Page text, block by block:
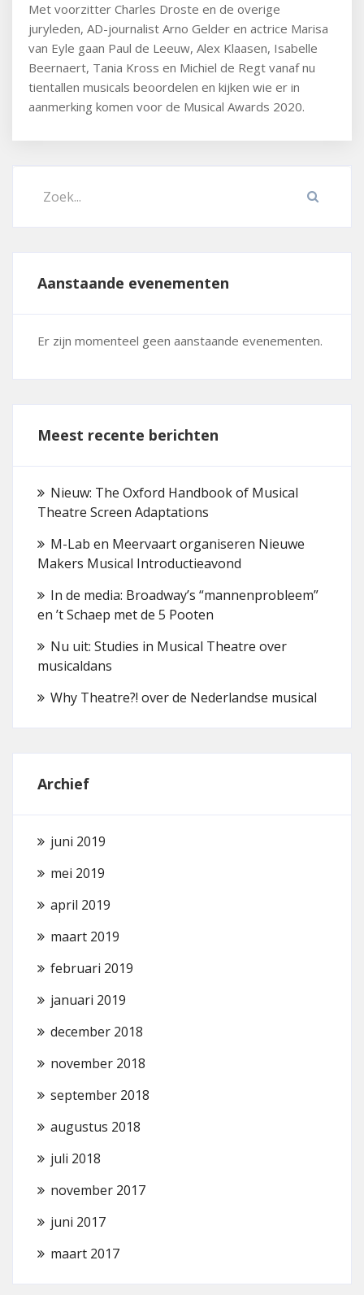
Met voorzitter Charles Droste en de overige
juryleden, AD-journalist Arno Gelder en actrice Marisa
van Eyle gaan Paul de Leeuw, Alex Klaasen, Isabelle
Beernaert, Tania Kross en Michiel de Regt vanaf nu
tientallen musicals beoordelen en kijken wie er in
aanmerking komen voor de Musical Awards 2020.
Aanstaande evenementen
Er zijn momenteel geen aanstaande evenementen.
Meest recente berichten
Nieuw: The Oxford Handbook of Musical
Theatre Screen Adaptations
M-Lab en Meervaart organiseren Nieuwe
Makers Musical Introductieavond
In de media: Broadway’s “mannenprobleem”
en ’t Schaep met de 5 Pooten
Nu uit: Studies in Musical Theatre over
musicaldans
Why Theatre?! over de Nederlandse musical
Archief
juni 2019
mei 2019
april 2019
maart 2019
februari 2019
januari 2019
december 2018
november 2018
september 2018
augustus 2018
juli 2018
november 2017
juni 2017
maart 2017